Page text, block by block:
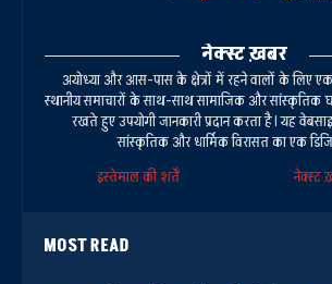
नेक्स्ट ख़बर
अयोध्या और आस-पास के क्षेत्रों में रहने वालों के लिए
स्थानीय समाचारों के साथ-साथ सामाजिक और सांस्कृतिक
रखते हुए उपयोगी जानकारी प्रदान करता है। यह
सांस्कृतिक और धार्मिक विरासत का एक
इस्तेमाल की शर्तें
नेक्स्ट
MOST READ